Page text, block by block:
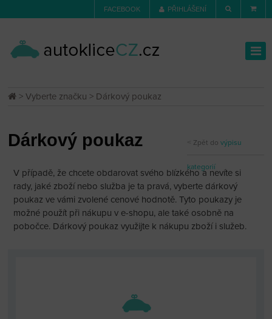
FACEBOOK PŘIHLÁŠENÍ
>Vyberte značku > Dárkový poukaz
Zpět dovýpisu
kategorií
Dárkový poukaz
V případě, že chcete obdarovat svého blízkého a nevíte si
rady, jaké zboží nebo služba je ta pravá, vyberte dárkový
poukaz ve vámi zvolené cenové hodnotě. Tyto poukazy je
možné použít při nákupu v e-shopu, ale také osobně na
pobočce. Dárkový poukaz využijte k nákupu zboží i služeb.